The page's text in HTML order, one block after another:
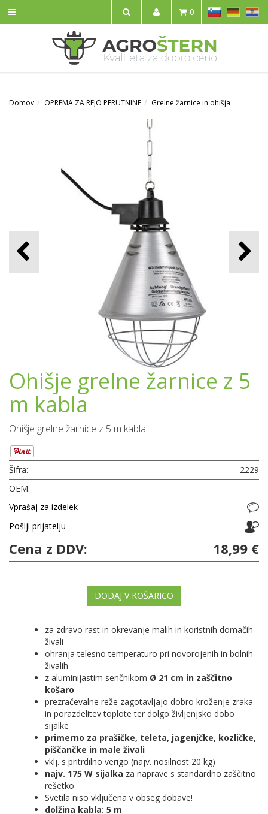
IŠČI
SL HR
0
Domov OPREMA ZA REJO PERUTNINE Grelne žarnice in ohišja
Ohišje grelne žarnice z 5
m kabla
Ohišje grelne žarnice z 5 m kabla
Šifra:
2229
OEM:
Vprašaj za izdelek
Pošlji prijatelju
Cena z DDV: 18,99 €
DODAJ V KOŠARICO
za zdravo rast in okrevanje malih in koristnih domačih
živali
ohranja telesno temperaturo pri novorojenih in bolnih
živalih
z aluminijastim senčnikom Ø 21 cm in zaščitno
košaro
prezračevalne reže zagotavljajo dobro kroženje zraka
in porazdelitev toplote ter dolgo življenjsko dobo
sijalke
primerno za prašičke, teleta, jagenjčke, kozličke,
piščančke in male živali
vklj. s pritrdilno verigo (najv. nosilnost 20 kg)
najv. 175 W sijalka za naprave s standardno zaščitno
rešetko
Svetila niso vključena v obseg dobave!
dolžina kabla: 5 m